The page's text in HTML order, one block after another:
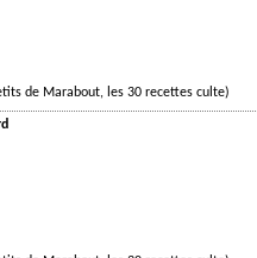
de Marabout, les 30 recettes culte)